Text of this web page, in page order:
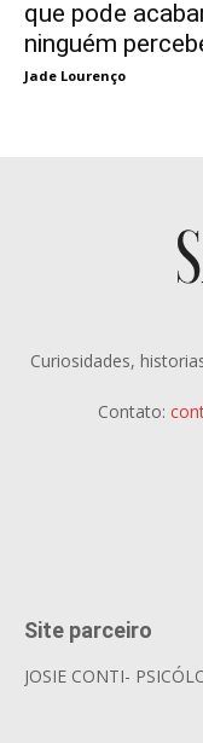
que pode
ninguém
Jade Lourenço
Curiosidades,
Contato:
Site parceiro
JOSIE CONTI-